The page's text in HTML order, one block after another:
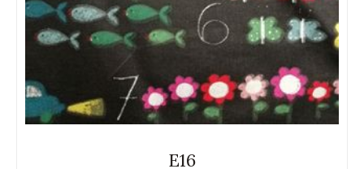
E16